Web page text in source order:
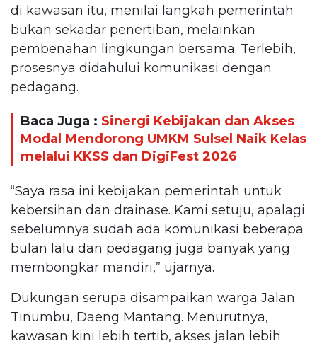
di kawasan itu, menilai langkah pemerintah
bukan sekadar penertiban, melainkan
pembenahan lingkungan bersama. Terlebih,
prosesnya didahului komunikasi dengan
pedagang.
Baca Juga : Sinergi Kebijakan dan Akses
Modal Mendorong UMKM Sulsel Naik Kelas
melalui KKSS dan DigiFest 2026
“Saya rasa ini kebijakan pemerintah untuk
kebersihan dan drainase. Kami setuju, apalagi
sebelumnya sudah ada komunikasi beberapa
bulan lalu dan pedagang juga banyak yang
membongkar mandiri,” ujarnya.
Dukungan serupa disampaikan warga Jalan
Tinumbu, Daeng Mantang. Menurutnya,
kawasan kini lebih tertib, akses jalan lebih